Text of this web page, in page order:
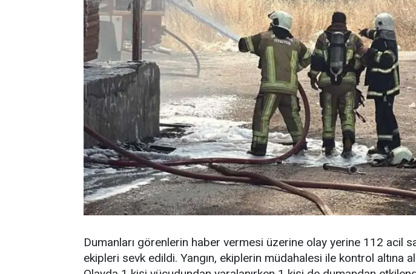
Dumanları görenlerin haber vermesi üzerine olay yerine 112 acil
ekipleri sevk edildi. Yangın, ekiplerin müdahalesi ile kontrol altına